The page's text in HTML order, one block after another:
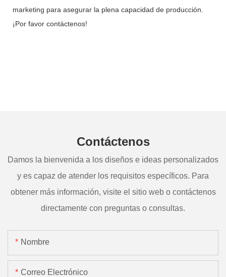
marketing para asegurar la plena capacidad de producción.
¡Por favor contáctenos!
Contáctenos
Damos la bienvenida a los diseños e ideas personalizados
y es capaz de atender los requisitos específicos. Para
obtener más información, visite el sitio web o contáctenos
directamente con preguntas o consultas.
Nombre
Correo Electrónico